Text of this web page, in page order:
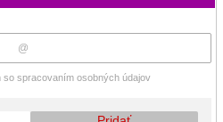
so spracovaním osobných údajov